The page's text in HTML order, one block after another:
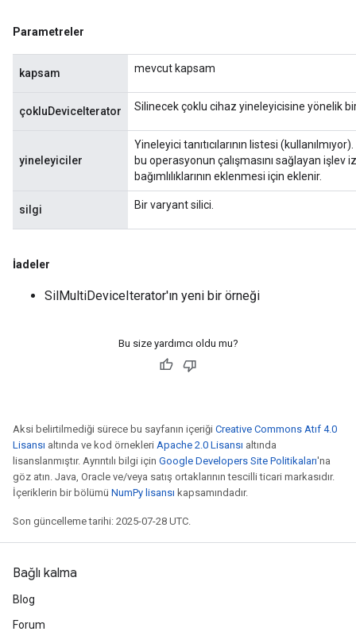
Parametreler
kapsam mevcut kapsam
çokluDeviceIterator Silinecek çoklu cihaz yineleyicisine yönelik bir
yineleyiciler
Yineleyici tanıtıcılarının listesi
bu operasyonun çalışmasını sağlayan işlev
bağımlılıklarının eklenmesi için eklenir.
silgi Bir varyant silici.
İadeler
SilMultiDeviceIterator'ın yeni bir örneği
Bu size yardımcı oldu mu?
Aksi belirtilmediği sürece bu sayfanın içeriği Creative Commons Atıf 4.0
Lisansı altında ve kod örnekleri Apache 2.0 Lisansı altında
lisanslanmıştır. Ayrıntılı bilgi için Google Developers Site Politikaları'na
göz atın. Java, Oracle ve/veya satış ortaklarının tescilli ticari markasıdır.
İçeriklerin bir bölümü NumPy lisansı kapsamındadır.
Son güncelleme tarihi: 2025-07-28 UTC.
Bağlı kalma
Blog
Forum